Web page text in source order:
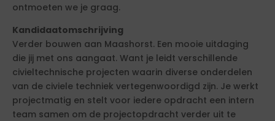
ontmoeten we je graag.
Kandidaatomschrijving
Verder bouwen aan Maashorst. Een mooie uitdaging
die jij met ons aangaat. Want je leidt verschillende
civieltechnische projecten waarin diverse onderdelen
van de civiele techniek vertegenwoordigd zijn. Je werkt
projectmatig en stelt voor iedere opdracht een intern
team samen om de projectopdracht verder uit te